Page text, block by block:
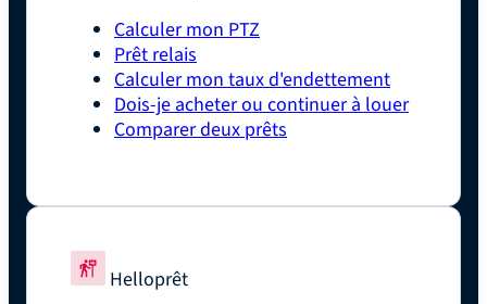
Calculer mon PTZ
Prêt relais
Calculer mon taux d'endettement
Dois-je acheter ou continuer à louer
Comparer deux prêts
Helloprêt